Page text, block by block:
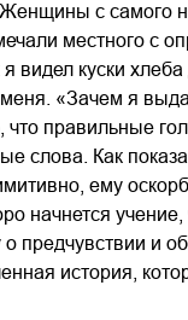
с самого
местного с
видел куски
«Зачем я
правильные
слова. Как
ему
начнется
о предчувствии и
история,